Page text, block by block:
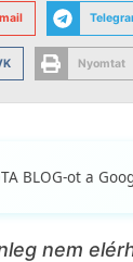
Nyomtat
BLOG-ot a
nem